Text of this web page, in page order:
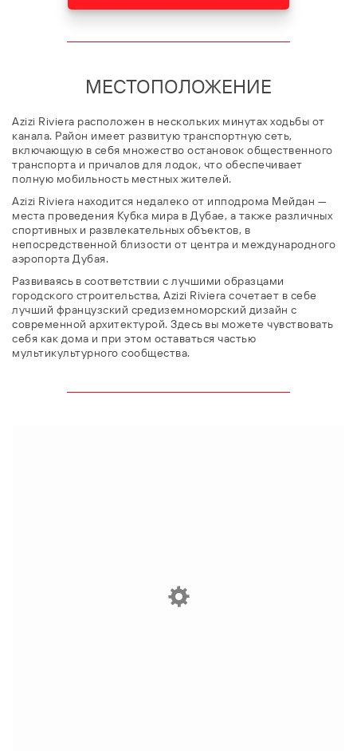
МЕСТОПОЛОЖЕНИЕ
Azizi Riviera расположен в нескольких минутах ходьбы от
канала. Район имеет развитую транспортную сеть,
включающую в себя множество остановок общественного
транспорта и причалов для лодок, что обеспечивает
полную мобильность местных жителей.
Azizi Riviera находится недалеко от ипподрома Мейдан —
места проведения Кубка мира в Дубае, а также различных
спортивных и развлекательных объектов, в
непосредственной близости от центра и международного
аэропорта Дубая.
Развиваясь в соответствии с лучшими образцами
городского строительства, Azizi Riviera сочетает в себе
лучший французский средиземноморский дизайн с
современной архитектурой. Здесь вы можете чувствовать
себя как дома и при этом оставаться частью
мультикультурного сообщества.